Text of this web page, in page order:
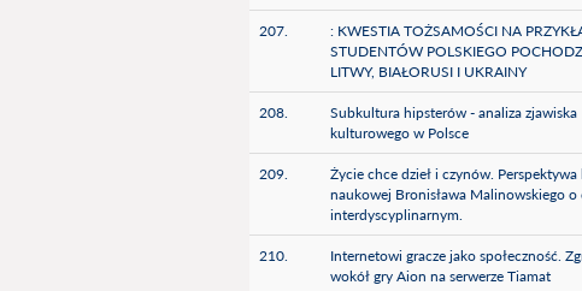
207.
: KWESTIA TOŻSAMOŚCI NA
STUDENTÓW POLSKIEGO
LITWY, BIAŁORUSI I UKRAINY
208.
Subkultura hipsterów - analiza zjawiska
kulturowego w Polsce
209.
Życie chce dzieł i czynów.
naukowej Bronisława Malinowskiego o
interdyscyplinarnym.
210.
Internetowi gracze jako społeczność.
wokół gry Aion na serwerze Tiamat